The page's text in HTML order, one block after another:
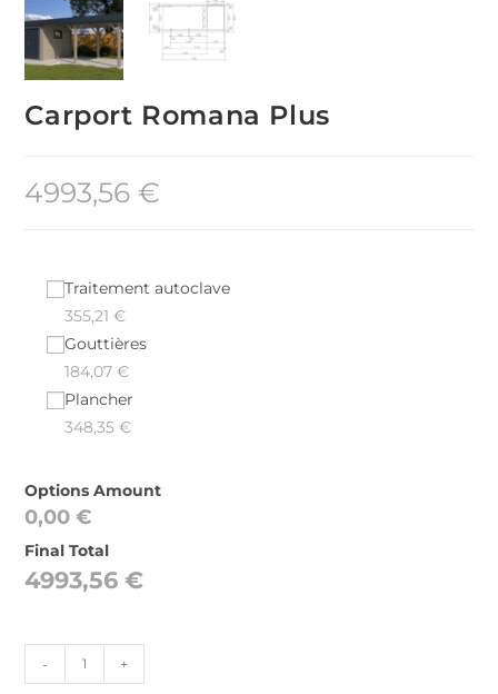
Carport Romana Plus
4993,56 €
Traitement autoclave
355,21 €
Gouttières
184,07 €
Plancher
348,35 €
Options Amount
0,00€
Final Total
4993,56€
- +